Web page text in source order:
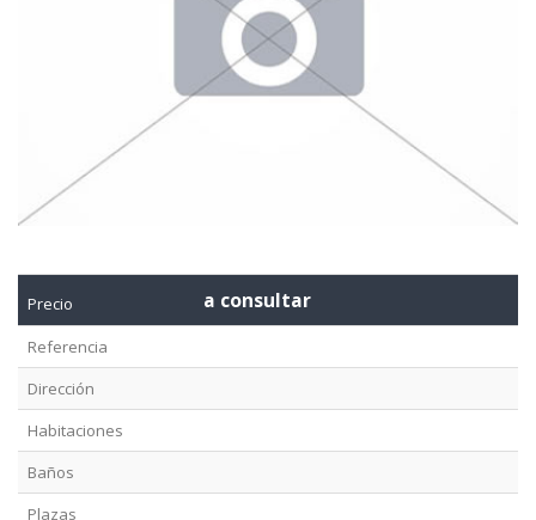
Precio a consultar
Referencia
Dirección
Habitaciones
Baños
Plazas